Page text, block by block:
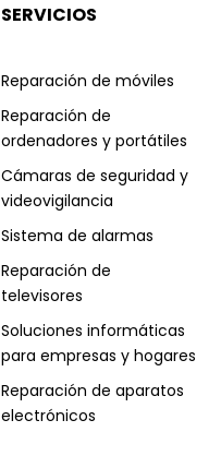
SERVICIOS
Reparación de móviles
Reparación de
ordenadores y portátiles
Cámaras de seguridad y
videovigilancia
Sistema de alarmas
Reparación de
televisores
Soluciones informáticas
para empresas y hogares
Reparación de aparatos
electrónicos